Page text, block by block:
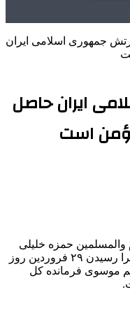
جمهوری اسلامی ایران
ایران حاصل
است
حمزه خلیلی
معاون اول قوه قضائیه با صدور پیامی فرا رسیدن ۲۹ فروردین روز
موسوی فرمانده کل